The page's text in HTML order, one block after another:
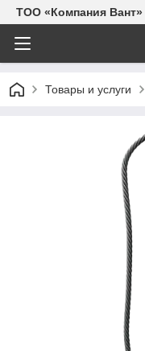
ТОО «Компания Вант»
Товары и услуги